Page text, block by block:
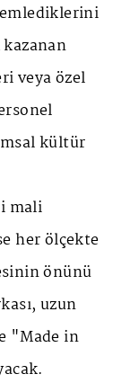
veya özel
kültür
mali
her ölçekte
önünü
uzun
"Made in